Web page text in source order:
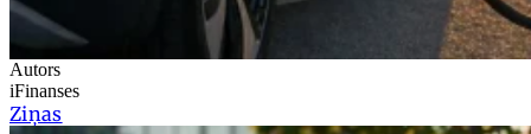
Autors
iFinanses
Ziņas